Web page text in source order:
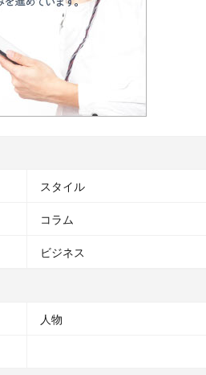
スタイル
コラム
ビジネス
人物